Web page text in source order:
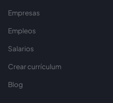
Empresas
Empleos
Salarios
Crear currículum
Blog